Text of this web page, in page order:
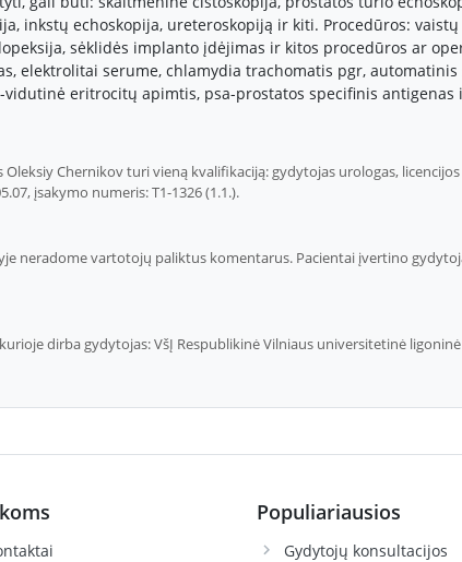
inkstų echoskopija, ureteroskopiją ir kiti. Procedūros:
sėklidės implanto įdėjimas ir kitos procedūros ar
elektrolitai serume, chlamydia trachomatis pgr,
eritrocitų apimtis, psa-prostatos specifinis
Chernikov turi vieną kvalifikaciją: gydytojas urologas,
įsakymo numeris: T1-1326 (1.1.).
neradome vartotojų paliktus komentarus. Pacientai įvertino
dirba gydytojas: VšĮ Respublikinė Vilniaus universitetinė ligoninė
Populiariausios
Gydytojų konsultacijos